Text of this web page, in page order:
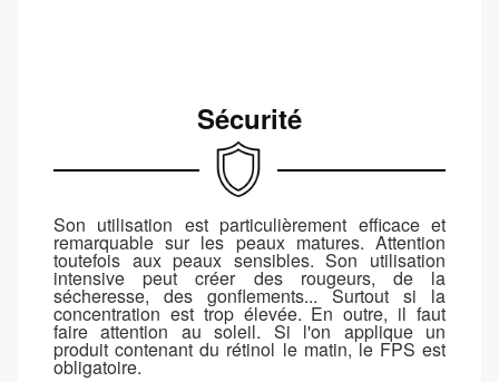
Sécurité
Son utilisation est particulièrement efficace et
remarquable sur les peaux matures. Attention
toutefois aux peaux sensibles. Son utilisation
intensive peut créer des rougeurs, de la
sécheresse, des gonflements... Surtout si la
concentration est trop élevée. En outre, il faut
faire attention au soleil. Si l'on applique un
produit contenant du rétinol le matin, le FPS est
obligatoire.